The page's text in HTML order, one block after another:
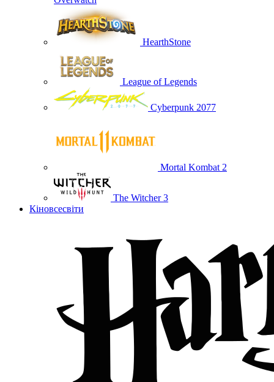
HearthStone
League of Legends
Cyberpunk 2077
Mortal Kombat 2
The Witcher 3
Кіновсесвіти